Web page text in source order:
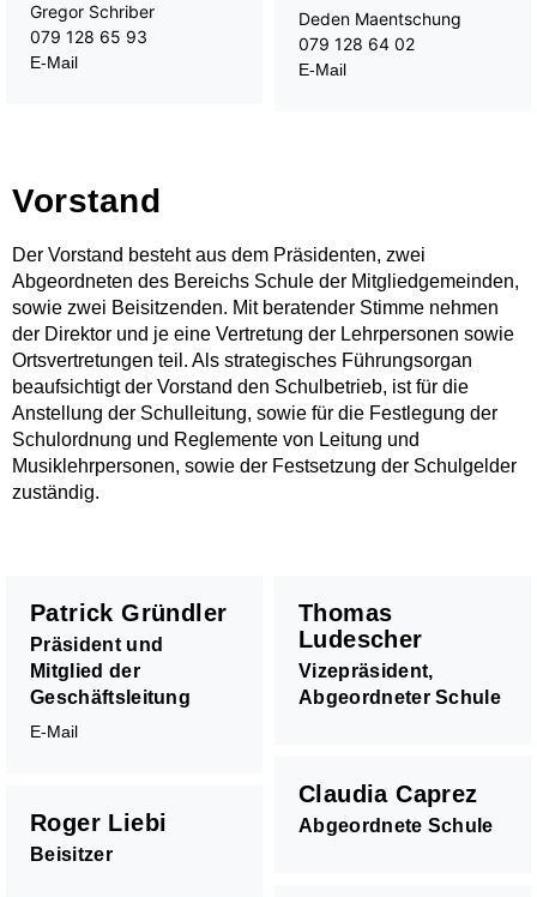
Gregor Schriber
079 128 65 93
E-Mail
Deden Maentschung
079 128 64 02
E-Mail
Vorstand
Der Vorstand besteht aus dem Präsidenten, zwei
Abgeordneten des Bereichs Schule der Mitgliedgemeinden,
sowie zwei Beisitzenden. Mit beratender Stimme nehmen
der Direktor und je eine Vertretung der Lehrpersonen sowie
Ortsvertretungen teil. Als strategisches Führungsorgan
beaufsichtigt der Vorstand den Schulbetrieb, ist für die
Anstellung der Schulleitung, sowie für die Festlegung der
Schulordnung und Reglemente von Leitung und
Musiklehrpersonen, sowie der Festsetzung der Schulgelder
zuständig.
Patrick Gründler
Präsident und
Mitglied der
Geschäftsleitung
E-Mail
Thomas
Ludescher
Vizepräsident,
Abgeordneter Schule
Claudia Caprez
Abgeordnete Schule
Roger Liebi
Beisitzer